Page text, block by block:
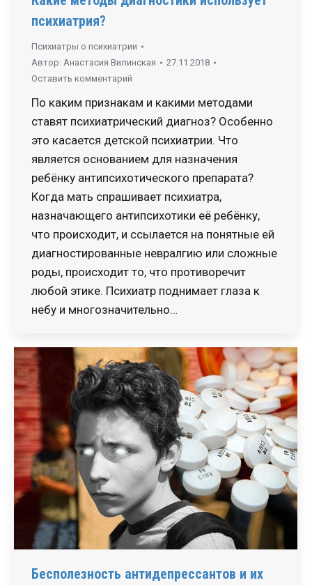
психиатрия?
Психиатры о психиатрии
Автор: Анастасия Вилинская
27.11.2018
Оставить комментарий
По каким признакам и какими методами
ставят психиатрический диагноз? Особенно
это касается детской психиатрии. Что
является основанием для назначения
ребёнку антипсихотического препарата?
Когда мать спрашивает психиатра,
назначающего антипсихотики её ребёнку,
что происходит, и ссылается на понятные ей
диагностированные невралгию или сложные
роды, происходит то, что противоречит
любой этике. Психиатр поднимает глаза к
небу и многозначительно…
Бесполезность антидепрессантов и их